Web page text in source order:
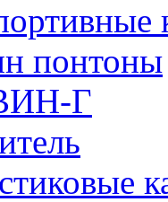
понтоны
Г